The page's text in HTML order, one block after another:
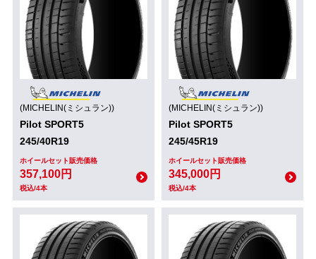
(MICHELIN(ミシュラン))
Pilot SPORT5
245/40R19
ホイールセット販売価格
357,100円
税込/4本
(MICHELIN(ミシュラン))
Pilot SPORT5
245/45R19
ホイールセット販売価格
345,000円
税込/4本